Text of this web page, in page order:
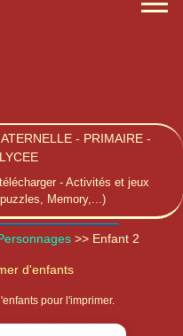
- PRIMAIRE -
- Activités et jeux
Memory,...)
>> Enfant 2
d'enfants
pour l'imprimer.